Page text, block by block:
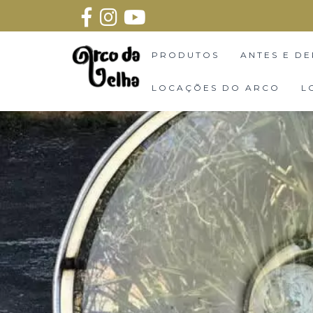
PRODUTOS ANTES E
LOCAÇÕES DO ARCO